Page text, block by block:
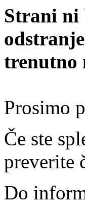
Strani ni
trenutno
Prosimo
Če ste
preverite
Do